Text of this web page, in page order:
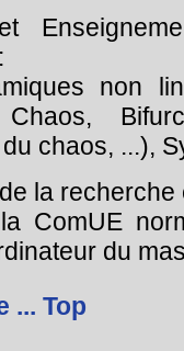
non
chaos, ...),
la
ComUE
du
... Top